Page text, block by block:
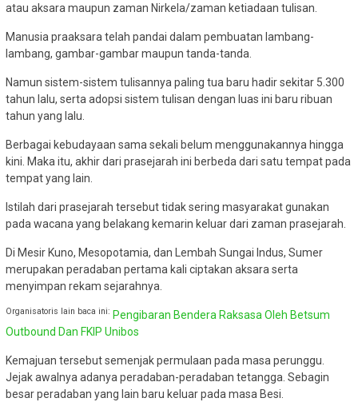
atau aksara maupun zaman Nirkela/zaman ketiadaan tulisan.
Manusia praaksara telah pandai dalam pembuatan lambang-
lambang, gambar-gambar maupun tanda-tanda.
Namun sistem-sistem tulisannya paling tua baru hadir sekitar 5.300
tahun lalu, serta adopsi sistem tulisan dengan luas ini baru ribuan
tahun yang lalu.
Berbagai kebudayaan sama sekali belum menggunakannya hingga
kini. Maka itu, akhir dari prasejarah ini berbeda dari satu tempat pada
tempat yang lain.
Istilah dari prasejarah tersebut tidak sering masyarakat gunakan
pada wacana yang belakang kemarin keluar dari zaman prasejarah.
Di Mesir Kuno, Mesopotamia, dan Lembah Sungai Indus, Sumer
merupakan peradaban pertama kali ciptakan aksara serta
menyimpan rekam sejarahnya.
Organisatoris lain baca ini: Pengibaran Bendera Raksasa Oleh Betsum
Outbound Dan FKIP Unibos
Kemajuan tersebut semenjak permulaan pada masa perunggu.
Jejak awalnya adanya peradaban-peradaban tetangga. Sebagin
besar peradaban yang lain baru keluar pada masa Besi.